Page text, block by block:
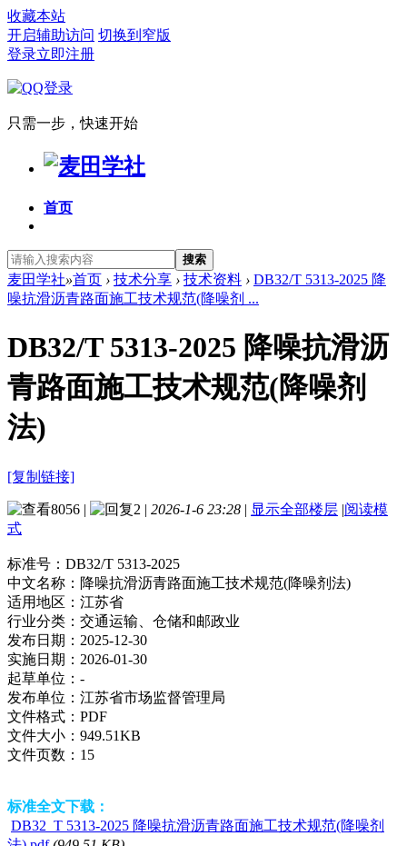
收藏本站
开启辅助访问 切换到窄版
登录立即注册
只需一步，快速开始
首页
搜索
麦田学社»首页 › 技术分享 › 技术资料 › DB32/T 5313-2025 降
噪抗滑沥青路面施工技术规范(降噪剂 ...
DB32/T 5313-2025 降噪抗滑沥
青路面施工技术规范(降噪剂
法)
[复制链接]
8056 | 2 | 2026-1-6 23:28 | 显示全部楼层 |阅读模
式
标准号： DB32/T 5313-2025
中文名称： 降噪抗滑沥青路面施工技术规范(降噪剂法)
适用地区： 江苏省
行业分类： 交通运输、仓储和邮政业
发布日期： 2025-12-30
实施日期： 2026-01-30
起草单位： -
发布单位： 江苏省市场监督管理局
文件格式： PDF
文件大小： 949.51KB
文件页数： 15
标准全文下载：
DB32_T 5313-2025 降噪抗滑沥青路面施工技术规范(降噪剂